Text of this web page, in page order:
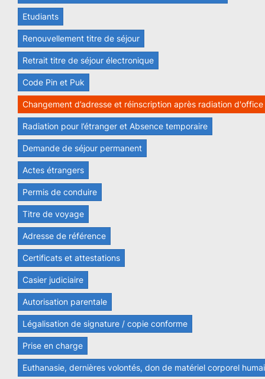
Etudiants
Renouvellement titre de séjour
Retrait titre de séjour électronique
Code Pin et Puk
Changement d’adresse et réinscription après radiation d'office
Radiation pour l’étranger et Absence temporaire
Demande de séjour permanent
Actes étrangers
Permis de conduire
Titre de voyage
Adresse de référence
Certificats et attestations
Casier judiciaire
Autorisation parentale
Légalisation de signature / copie conforme
Prise en charge
Euthanasie, dernières volontés, don de matériel corporel